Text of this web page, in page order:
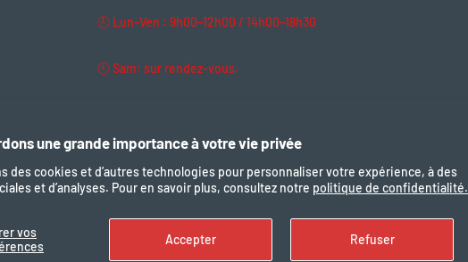
une grande importance à votre vie privée
des cookies et d’autres technologies pour personnaliser votre expérience, à des
et d’analyses. Pour en savoir plus, consultez notre politique de confidentialité.
vos
Accepter Refuser
électrique
🕘 Lun–Ven : 9h00–12h00 / 14h00–18h30
🕘 Sam: sur rendez-vous.